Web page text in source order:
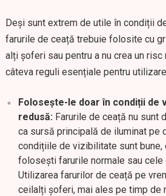
Deși sunt extrem de utile în condiții
farurile de ceață trebuie folosite cu
alți șoferi sau pentru a nu crea un risc
câteva reguli esențiale pentru
Folosește-le doar în condiții de
redusă: Farurile de ceață nu
ca sursă principală de iluminat pe
condițiile de vizibilitate sunt bune,
folosești farurile normale sau cele
Utilizarea farurilor de ceață pe
ceilalți șoferi, mai ales pe timp de